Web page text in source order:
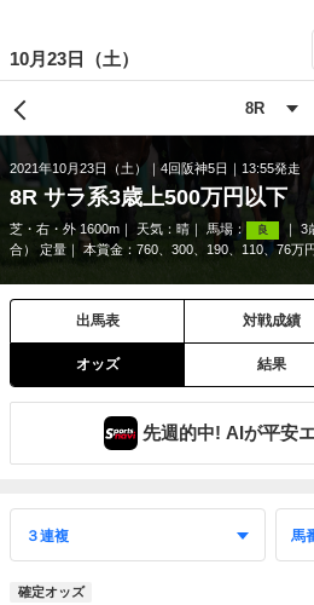
10月23日（土）
2021年10月23日（土） 4回阪神5日 13:55発走
8R サラ系3歳上500万円以下
芝・右・外 1600m 天気： 晴 馬場： 良 3
合） 定量
本賞金：760、300、190、110、76万
出馬表 対戦成績
オッズ 結果
先週的中! AIが平安
確定オッズ